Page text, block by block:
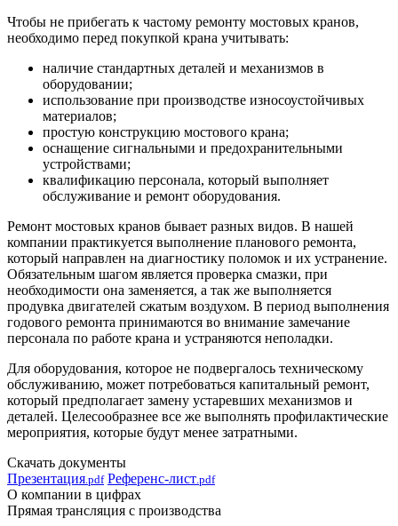
Чтобы не прибегать к частому ремонту мостовых кранов,
необходимо перед покупкой крана учитывать:
наличие стандартных деталей и механизмов в
оборудовании;
использование при производстве износоустойчивых
материалов;
простую конструкцию мостового крана;
оснащение сигнальными и предохранительными
устройствами;
квалификацию персонала, который выполняет
обслуживание и ремонт оборудования.
Ремонт мостовых кранов бывает разных видов. В нашей
компании практикуется выполнение планового ремонта,
который направлен на диагностику поломок и их устранение.
Обязательным шагом является проверка смазки, при
необходимости она заменяется, а так же выполняется
продувка двигателей сжатым воздухом. В период выполнения
годового ремонта принимаются во внимание замечание
персонала по работе крана и устраняются неполадки.
Для оборудования, которое не подвергалось техническому
обслуживанию, может потребоваться капитальный ремонт,
который предполагает замену устаревших механизмов и
деталей. Целесообразнее все же выполнять профилактические
мероприятия, которые будут менее затратными.
Скачать документы
Презентация .pdf Референс-лист .pdf
О компании в цифрах
Прямая трансляция с производства